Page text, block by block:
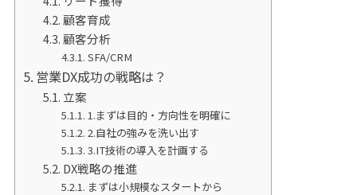
顧客育成
顧客分析
SFA/CRM
営業DX成功の戦略は？
立案
1.まずは目的・方向性を明確に
2.自社の強みを洗い出す
3.IT技術の導入を計画する
DX戦略の推進
まずは小規模なスタートから